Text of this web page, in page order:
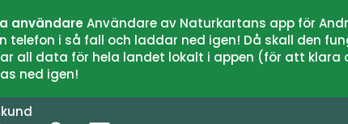
användareAnvändare av Naturkartans app för
i så fall och laddar ned igen! Då skall den
all data för hela landet lokalt i appen (för att
ned igen!